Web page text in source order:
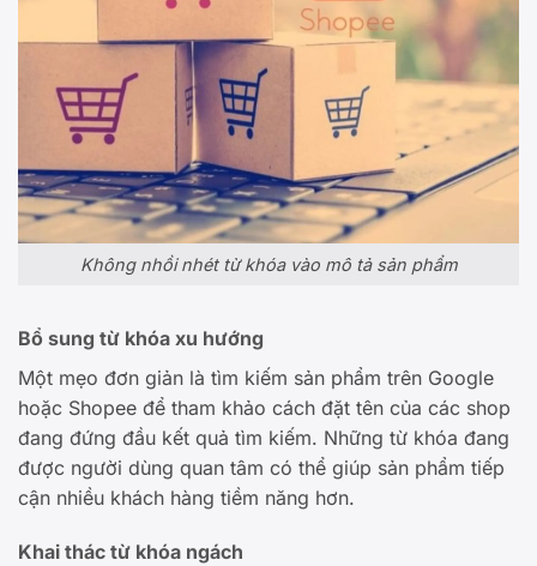
Không nhồi nhét từ khóa vào mô tả sản phẩm
Bổ sung từ khóa xu hướng
Một mẹo đơn giản là tìm kiếm sản phẩm trên Google
hoặc Shopee để tham khảo cách đặt tên của các shop
đang đứng đầu kết quả tìm kiếm. Những từ khóa đang
được người dùng quan tâm có thể giúp sản phẩm tiếp
cận nhiều khách hàng tiềm năng hơn.
Khai thác từ khóa ngách